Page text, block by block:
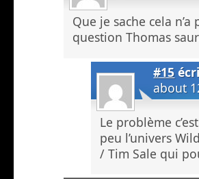
Que je sache cela
question Thomas
#15
about
Le problème
peu l’univers
/ Tim Sale qui